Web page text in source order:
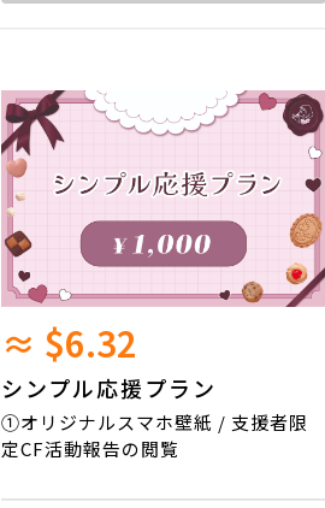
メランコメルトオリジナル カトラリーセッ
ト
→フォーク、スプーン各1本ずつのセット
≈ $6.32
シンプル応援プラン
①オリジナルスマホ壁紙 / 支援者限
定CF活動報告の閲覧